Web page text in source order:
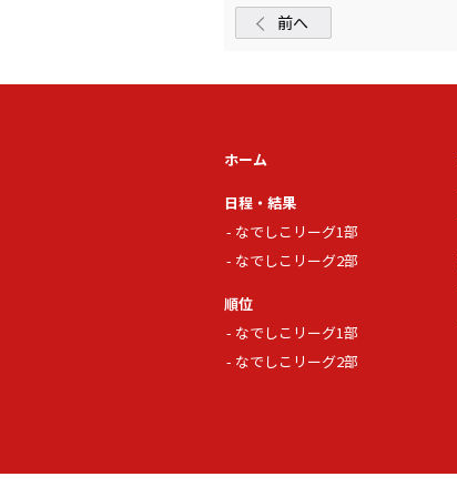
前へ
ホーム
日程・結果
なでしこリーグ1部
なでしこリーグ2部
順位
なでしこリーグ1部
なでしこリーグ2部